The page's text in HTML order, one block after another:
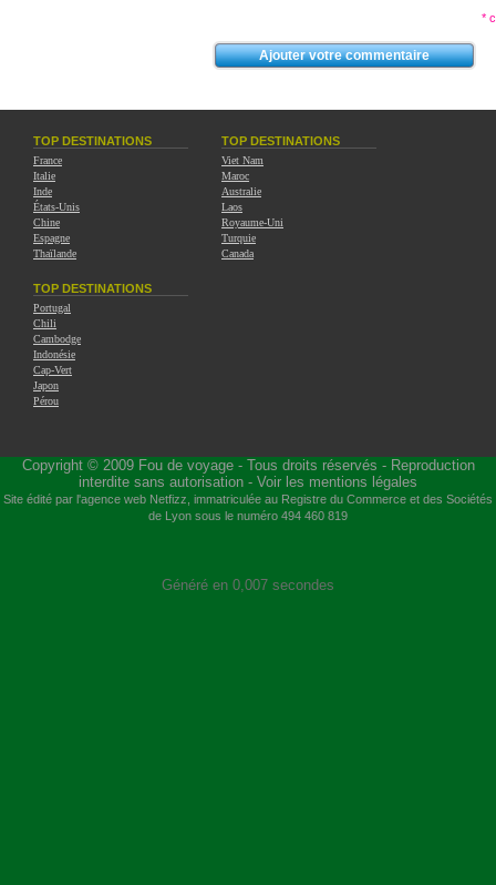
*
TOP DESTINATIONS
France
Italie
Inde
États-Unis
Chine
Espagne
Thaïlande
TOP DESTINATIONS
Viet Nam
Maroc
Australie
Laos
Royaume-Uni
Turquie
Canada
TOP DESTINATIONS
Portugal
Chili
Cambodge
Indonésie
Cap-Vert
Japon
Pérou
Copyright © 2009 Fou de voyage- Tous droits réservés - Reproduction
interdite sans autorisation - Voir les mentions légales
Site édité par l'agence web Netfizz, immatriculée au Registre du Commerce et des Sociétés
de Lyon sous le numéro 494 460 819
Généré en 0,007 secondes